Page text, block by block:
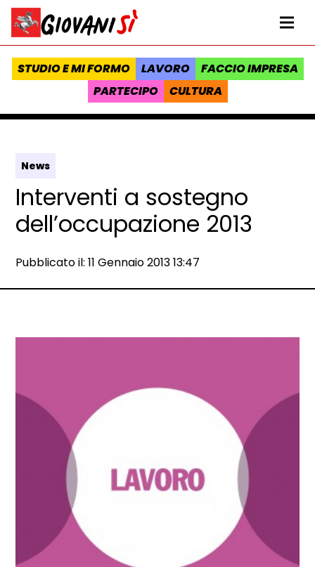
Vai al contenuto
Homepage Giovanisì - Progetto della Regione Toscana
STUDIO E MI FORMO LAVORO
FACCIO IMPRESA
PARTECIPO
CULTURA
News
Interventi a sostegno
dell’occupazione 2013
Data e ora:
Pubblicato il: 11 Gennaio 2013 13:47
Dettagli articolo